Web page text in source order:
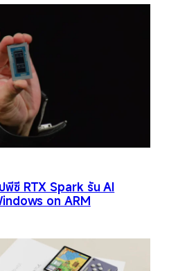
พีซี RTX Spark รัน AI
on ARM